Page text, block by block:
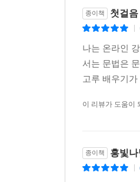
종이책 첫걸
나는 온라인
서는 문법은
고루 배우기
이 리뷰가 도움이
종이책 홍빛